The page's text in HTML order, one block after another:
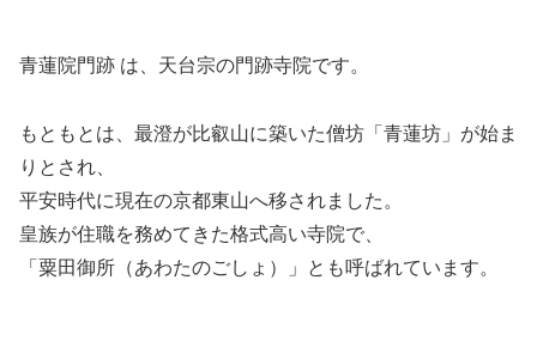
青蓮院門跡 は、天台宗の門跡寺院です。
もともとは、最澄が比叡山に築いた僧坊「青蓮坊」が始ま
りとされ、
平安時代に現在の京都東山へ移されました。
皇族が住職を務めてきた格式高い寺院で、
「粟田御所（あわたのごしょ）」とも呼ばれています。